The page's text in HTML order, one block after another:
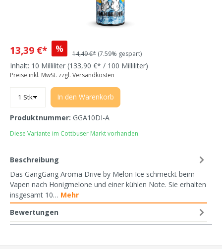
13,39 €* % 14,49 €* (7.59% gespart)
Inhalt: 10 Milliliter (133,90 €* / 100 Milliliter)
Preise inkl. MwSt. zzgl. Versandkosten
In den Warenkorb
Produktnummer: GGA10DI-A
Diese Variante im Cottbuser Markt vorhanden.
Beschreibung
Das GangGang Aroma Drive by Melon Ice schmeckt beim
Vapen nach Honigmelone und einer kühlen Note. Sie erhalten
insgesamt 10… Mehr
Bewertungen